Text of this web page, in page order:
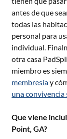
antes de que
todas las
personal para
individual.
otra casa
miembro es
membresíay
una convivencia
Que viene
Point, GA?